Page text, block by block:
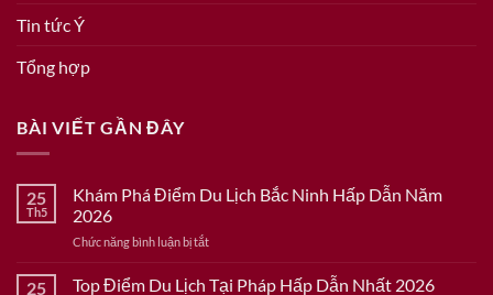
Tin tức Ý
Tổng hợp
BÀI VIẾT GẦN ĐÂY
25
Th5
Khám Phá Điểm Du Lịch Bắc Ninh Hấp Dẫn Năm
2026
Chức năng bình luận bị tắtở
Phá
25 Top Điểm Du Lịch Tại Pháp Hấp Dẫn Nhất 2026